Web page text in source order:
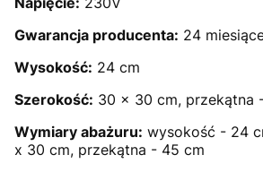
Gwarancja producenta: 24
Wysokość: 24 cm
Szerokość: 30 x 30 cm, przekątna
Wymiary abażuru: wysokość - 24
x 30 cm, przekątna - 45 cm